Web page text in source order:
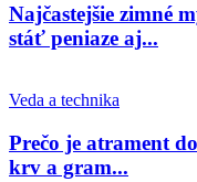
Najčastejšie zimné
stáť peniaze aj...
Veda a technika
Prečo je atrament
krv a gram...